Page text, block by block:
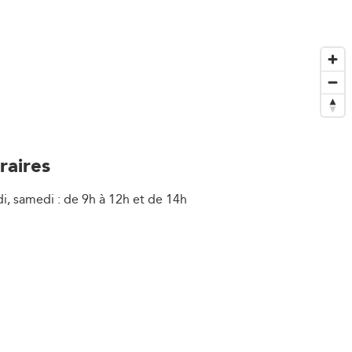
samedi : de 9h à 12h et de 14h